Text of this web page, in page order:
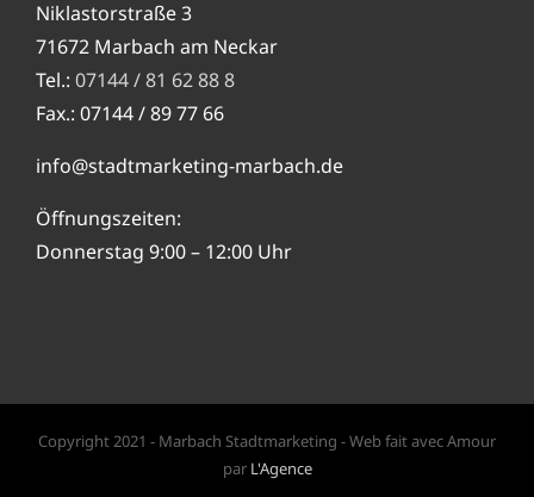
Niklastorstraße 3
71672 Marbach am Neckar
Tel.: 07144 / 81 62 88 8
Fax.: 07144 / 89 77 66
info@stadtmarketing-marbach.de
Öffnungszeiten:
Donnerstag 9:00 – 12:00 Uhr
Copyright 2021 - Marbach Stadtmarketing - Web fait avec Amour
par L'Agence